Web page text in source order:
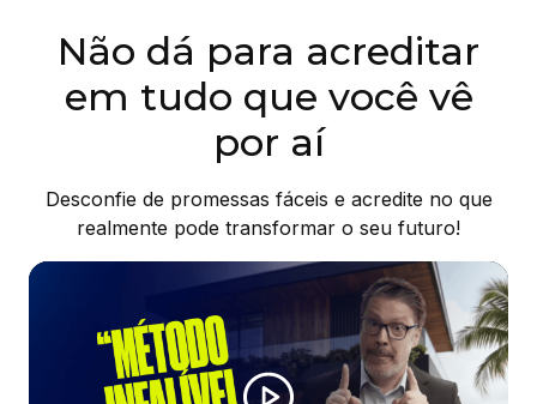
Não dá para acreditar
em tudo que você vê
por aí
Desconfie de promessas fáceis e acredite no que
realmente pode transformar o seu futuro!